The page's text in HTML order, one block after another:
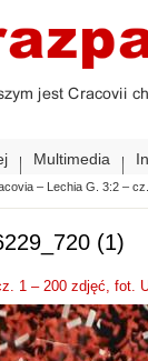
Multimedia
– Lechia G. 3:2 –
(1)
1 – 200 zdjęć, fot.